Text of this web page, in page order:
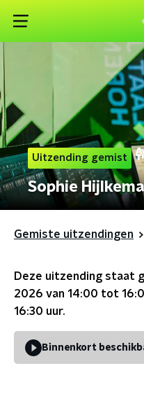
Uitzending gemist
Sophie Hijlkema
Gemiste uitzendingen
Deze uitzending staat
2026 van 14:00 tot
16:30 uur.
Binnenkort